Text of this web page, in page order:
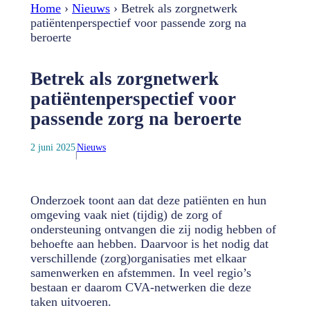
Home › Nieuws › Betrek als zorgnetwerk
patiëntenperspectief voor passende zorg na
beroerte
Betrek als zorgnetwerk
patiëntenperspectief voor
passende zorg na beroerte
2 juni 2025Nieuws
Onderzoek toont aan dat deze patiënten en hun
omgeving vaak niet (tijdig) de zorg of
ondersteuning ontvangen die zij nodig hebben of
behoefte aan hebben. Daarvoor is het nodig dat
verschillende (zorg)organisaties met elkaar
samenwerken en afstemmen. In veel regio’s
bestaan er daarom CVA-netwerken die deze
taken uitvoeren.